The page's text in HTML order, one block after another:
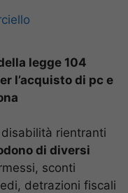
legge 104
l’acquisto di pc e
rientranti
di diversi
sconti
detrazioni fiscali